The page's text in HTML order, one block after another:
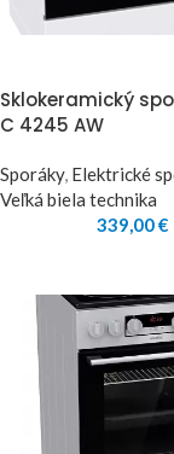
Sklokeramický
C 4245 AW
Sporáky, Elektrické
Veľká biela technika
339,00€